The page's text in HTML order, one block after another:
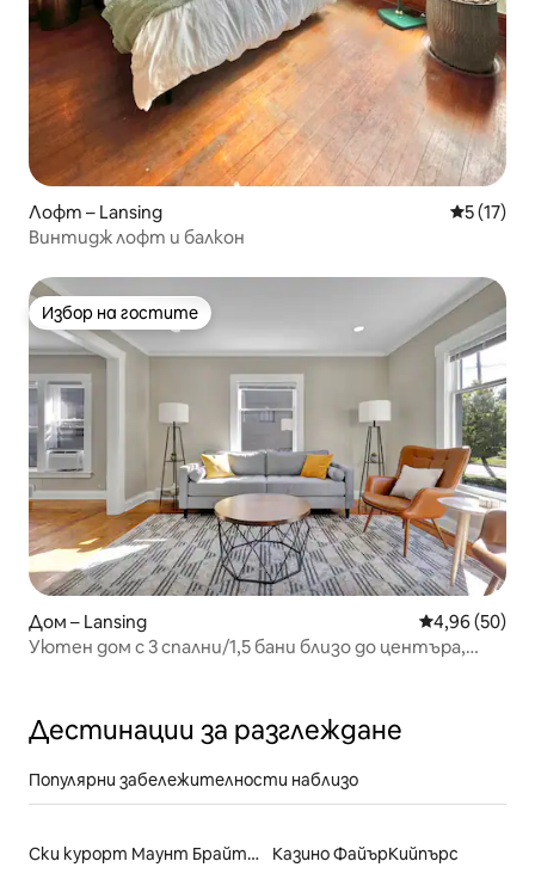
Лофт – Lansing Средна
5 (17)
Винтидж лофт и балкон
Избор на гостите
Избор на гостите
Дом – Lansing Средна
4,96 (50)
Уютен дом с 3 спални/1,5 бани близо до центъра,
Дестинации за разглеждане
Популярни забележителности наблизо
Ски курорт Маунт Брайтън Казино ФайърКийпърс